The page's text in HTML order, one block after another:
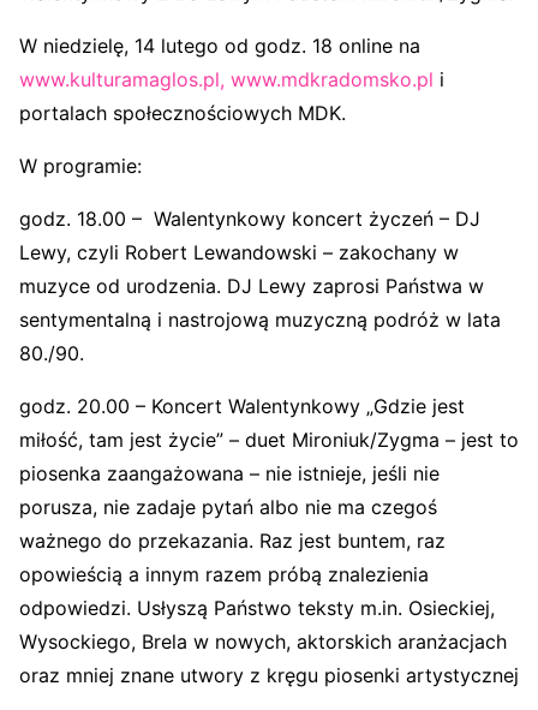
W niedzielę, 14 lutego od godz. 18 online na
www.kulturamaglos.pl, www.mdkradomsko.pl i
portalach społecznościowych MDK.
W programie:
godz. 18.00 – Walentynkowy koncert życzeń – DJ
Lewy, czyli Robert Lewandowski – zakochany w
muzyce od urodzenia. DJ Lewy zaprosi Państwa w
sentymentalną i nastrojową muzyczną podróż w lata
80./90.
godz. 20.00 – Koncert Walentynkowy „Gdzie jest
miłość, tam jest życie” – duet Mironiuk/Zygma – jest to
piosenka zaangażowana – nie istnieje, jeśli nie
porusza, nie zadaje pytań albo nie ma czegoś
ważnego do przekazania. Raz jest buntem, raz
opowieścią a innym razem próbą znalezienia
odpowiedzi. Usłyszą Państwo teksty m.in. Osieckiej,
Wysockiego, Brela w nowych, aktorskich aranżacjach
oraz mniej znane utwory z kręgu piosenki artystycznej